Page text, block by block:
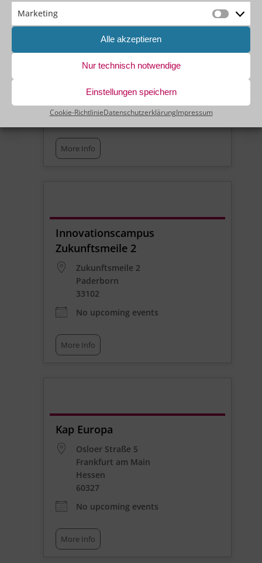
Marketing
Alle akzeptieren
Nur technisch notwendige
Einstellungen speichern
Cookie-RichtlinieDatenschutzerklärungImpressum
Hyprid [Paderborn & Virtuell]
Eggertstraße 7
33100
No upcoming events
More Info
Innovationscampus
Zukunftsmeile 2
Zukunftsmeile 2
Paderborn
33102
No upcoming events
More Info
Kap Europa
Osloer Straße 5
Frankfurt am Main
Hessen
60327
No upcoming events
More Info